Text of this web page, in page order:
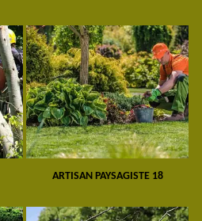
ARTISAN PAYSAGISTE 18